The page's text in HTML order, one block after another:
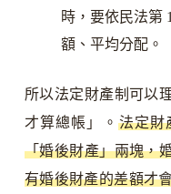
時，要依民法第
額、平均分配。
所以法定財產制可以
才算總帳」。 法定財
「婚後財產」兩塊，
有婚後財產的差額才